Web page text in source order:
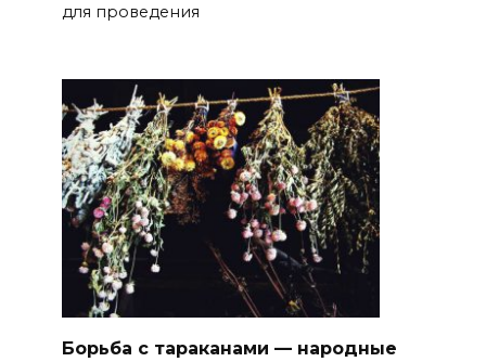
для проведения
Борьба с тараканами — народные